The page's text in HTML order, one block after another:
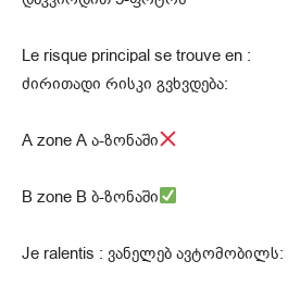
Le risque principal se trouve en :
ძირითადი რისკი გვხვდება:
A zone A ა-ზონაში
B zone B ბ-ზონაში
Je ralentis : ვანელებ ავტომობილს: